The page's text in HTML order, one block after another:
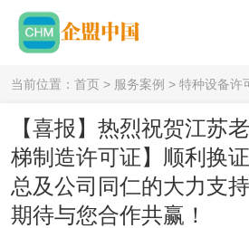
当前位置： 首页 > 服务案例 > 特种设备许
【喜报】热烈祝贺江苏
梯制造许可证】顺利换
总及公司同仁的大力支
期待与您合作共赢！